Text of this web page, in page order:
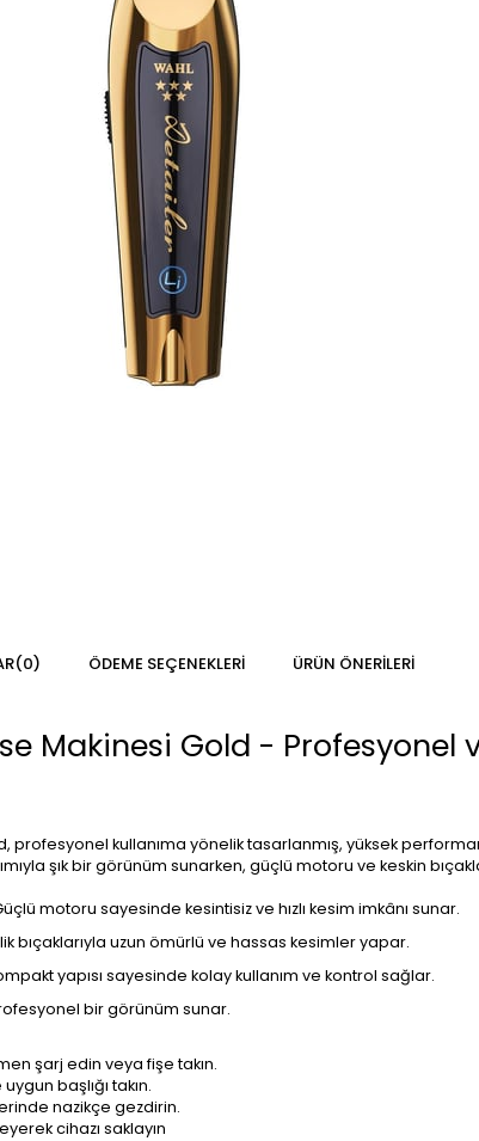
(0) ÖDEME SEÇENEKLERI ÜRÜN ÖNERILERI
Makinesi Gold - Profesyonel
profesyonel kullanıma yönelik tasarlanmış, yüksek
şık bir görünüm sunarken, güçlü motoru ve keskin
motoru sayesinde kesintisiz ve hızlı kesim imkânı sunar.
bıçaklarıyla uzun ömürlü ve hassas kesimler yapar.
yapısı sayesinde kolay kullanım ve kontrol sağlar.
bir görünüm sunar.
şarj edin veya fişe takın.
başlığı takın.
nazikçe gezdirin.
cihazı saklayın